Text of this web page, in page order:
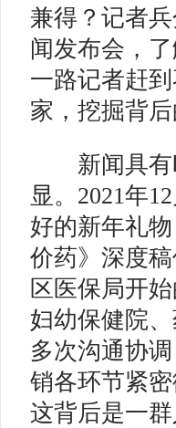
兼得？记者
闻发布会，
一路记者赶
家，挖掘背后
新闻具有
显。2021年
好的新年礼
价药》深度
区医保局开
妇幼保健院
多次沟通协
销各环节紧
这背后是一